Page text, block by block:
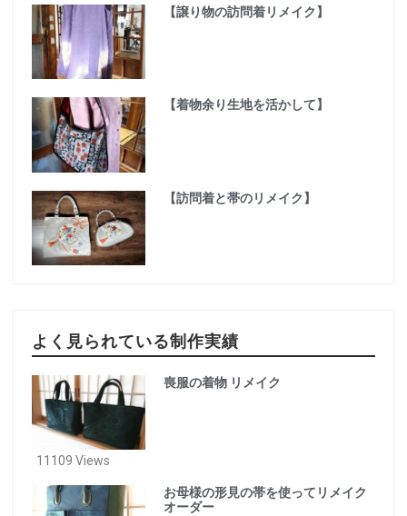
【譲り物の訪問着リメイク】
【着物余り生地を活かして】
【訪問着と帯のリメイク】
よく見られている制作実績
喪服の着物 リメイク
11109 Views
お母様の形見の帯を使ってリメイク
オーダー